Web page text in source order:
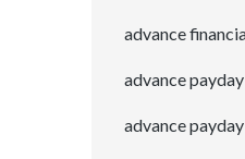
advance
advance
advance